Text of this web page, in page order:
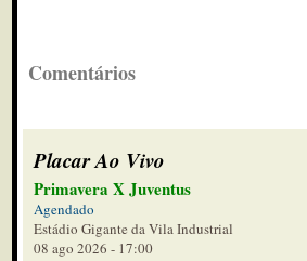
Comentários
Placar Ao Vivo
Primavera X Juventus
Agendado
Estádio Gigante da Vila Industrial
08 ago 2026 - 17:00